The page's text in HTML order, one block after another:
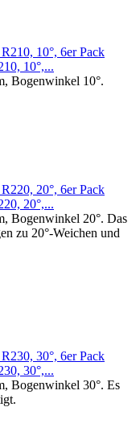
10°,...
Bogenwinkel 10°.
20°,...
Bogenwinkel 20°. Das
zu 20°-Weichen und
30°,...
Bogenwinkel 30°. Es